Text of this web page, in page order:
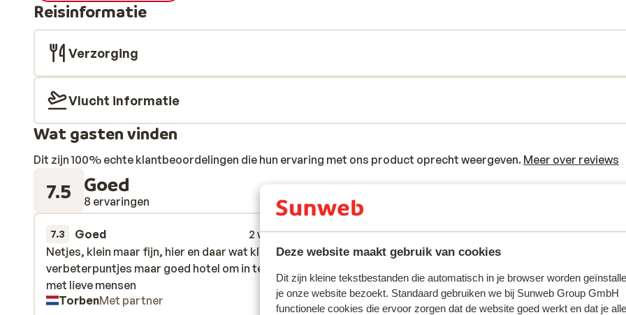
Deze website maakt gebruik van cookies
Dit zijn kleine tekstbestanden die automatisch in je browser worden
je onze website bezoekt. Standaard gebruiken we bij Sunweb Group GmbH
functionele cookies die ervoor zorgen dat de website goed werkt en dat je
Reisinformatie
Verzorging
Vlucht informatie
Wat gasten vinden
Dit zijn 100% echte klantbeoordelingen die hun ervaring met ons product oprecht weergeven. Meer over reviews
7.5 Goed
8 ervaringen
7.3 Goed
2 weken geleden
Netjes, klein maar fijn, hier en daar wat kleine
verbeterpuntjes maar goed hotel om in te verblijven
met lieve mensen
Netjes, klein maar fijn, hier en daar wat kleine
verbeterpuntjes maar goed hotel om in te verblijven
met lieve mensen
TorbenMet partner
8.1 Fantastisch
5 jul.
Prijs kwaliteit heel goed. Ouder hotel maar netjes.
Prijs kwaliteit heel goed. Ouder hotel maar netjes.
AnoniemMet familie